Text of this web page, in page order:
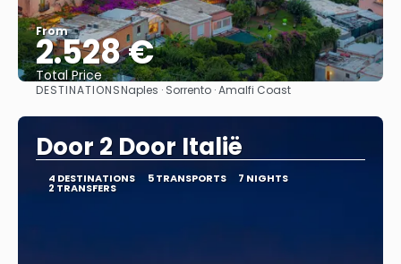
From
2.528 €
Total Price
See
DESTINATIONSNaples · Sorrento · Amalfi Coast
Door 2 Door Italië
4 DESTINATIONS 5 TRANSPORTS 7 NIGHTS
2 TRANSFERS